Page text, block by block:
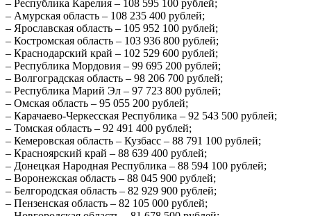
– Республика Карелия – 108 595 100 рублей;
– Амурская область – 108 235 400 рублей;
– Ярославская область – 105 952 100 рублей;
– Костромская область – 103 936 800 рублей;
– Краснодарский край – 102 529 600 рублей;
– Республика Мордовия – 99 695 200 рублей;
– Волгоградская область – 98 206 700 рублей;
– Республика Марий Эл – 97 723 800 рублей;
– Омская область – 95 055 200 рублей;
– Карачаево-Черкесская Республика – 92 543 500 рублей;
– Томская область – 92 491 400 рублей;
– Кемеровская область – Кузбасс – 88 791 100 рублей;
– Красноярский край – 88 639 400 рублей;
– Донецкая Народная Республика – 88 594 100 рублей;
– Воронежская область – 88 045 900 рублей;
– Белгородская область – 82 929 900 рублей;
– Пензенская область – 82 105 000 рублей;